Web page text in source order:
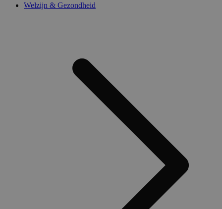
Welzijn & Gezondheid